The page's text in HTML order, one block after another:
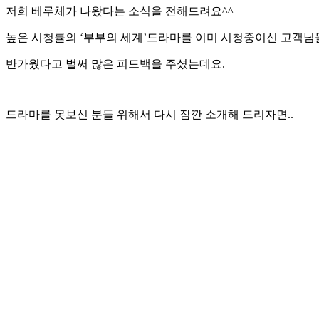
저희 베루체가 나왔다는 소식을 전해드려요^^
높은 시청률의 ‘부부의 세계’드라마를 이미 시청중이신 고객님
반가웠다고 벌써 많은 피드백을 주셨는데요.
드라마를 못보신 분들 위해서 다시 잠깐 소개해 드리자면..